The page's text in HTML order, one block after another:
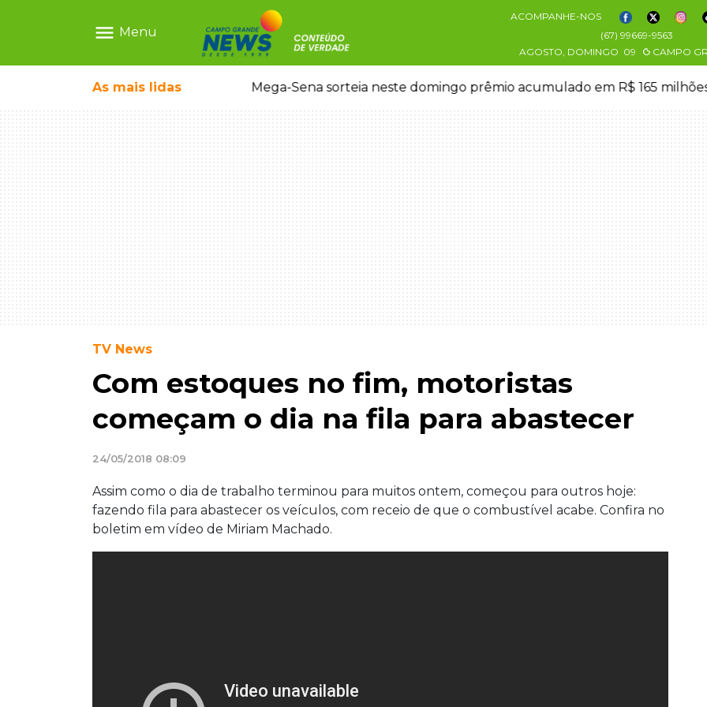
menu Menu
ACOMPANHE-NOS
(67) 99669-9563
AGOSTO, DOMINGO 09 CAMPO
As mais lidas Mega-Sena sorteia neste domingo prêmio acumulado em R$ 165
TV News
Com estoques no fim, motoristas
começam o dia na fila para abastecer
24/05/2018 08:09
Assim como o dia de trabalho terminou para muitos ontem, começou para outros hoje:
fazendo fila para abastecer os veículos, com receio de que o combustível acabe. Confira no
boletim em vídeo de Miriam Machado.